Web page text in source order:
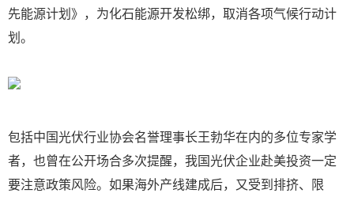
先能源计划》，为化石能源开发松绑，取消各项气候行动计
划。
包括中国光伏行业协会名誉理事长王勃华在内的多位专家学
者，也曾在公开场合多次提醒，我国光伏企业赴美投资一定
要注意政策风险。如果海外产线建成后，又受到排挤、限